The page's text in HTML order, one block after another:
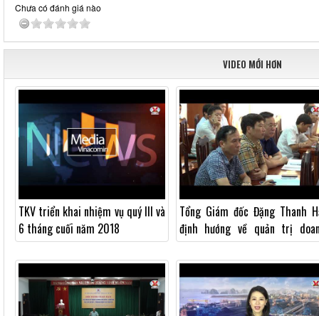
Chưa có đánh giá nào
VIDEO MỚI HƠN
TKV triển khai nhiệm vụ quý III và
6 tháng cuối năm 2018
Tổng Giám đốc Đặng Thanh
định hướng về quản trị
nghiệp trong ngành khai